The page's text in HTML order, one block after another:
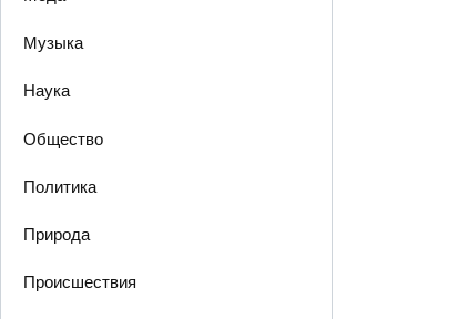
Музыка
Наука
Общество
Политика
Природа
Происшествия